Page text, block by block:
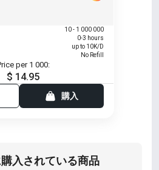
10 - 1 000 000
0-3 hours
up to 10K/D
No Refill
per 1 000:
$ 14.95
購入
入されている商品